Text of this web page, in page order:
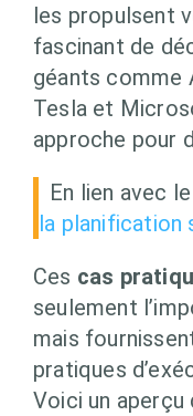
les propulsent
fascinant de
géants comme
Tesla et
approche pour
En lien avec
la planification
Ces cas
seulement
mais
pratiques
Voici un